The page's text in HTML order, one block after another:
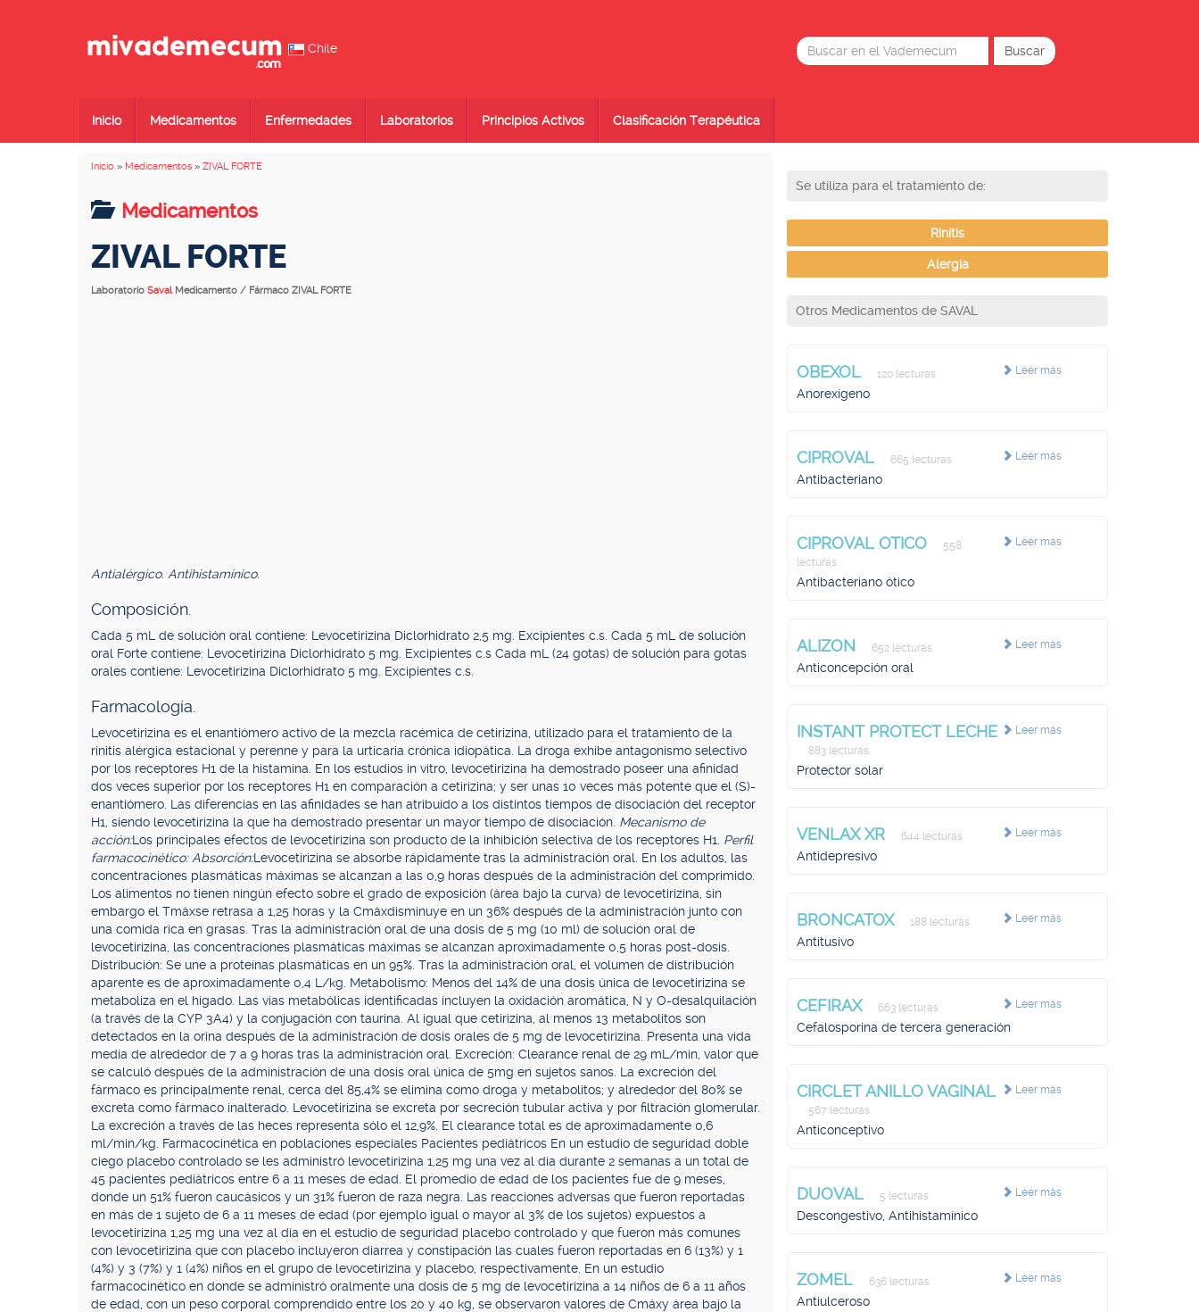
Chile
Inicio Medicamentos Enfermedades Laboratorios Principios Activos Clasificación Terapéutica
Inicio » Medicamentos » ZIVAL FORTE
Medicamentos
ZIVAL FORTE
Laboratorio Saval Medicamento / Fármaco ZIVAL FORTE
Antialérgico. Antihistamínico.
Composición.
Cada 5 mL de solución oral contiene: Levocetirizina Diclorhidrato 2,5 mg. Excipientes c.s. Cada 5 mL de solución
oral Forte contiene: Levocetirizina Diclorhidrato 5 mg. Excipientes c.s Cada mL (24 gotas) de solución para gotas
orales contiene: Levocetirizina Diclorhidrato 5 mg. Excipientes c.s.
Farmacología.
Levocetirizina es el enantiómero activo de la mezcla racémica de cetirizina, utilizado para el tratamiento de la
rinitis alérgica estacional y perenne y para la urticaria crónica idiopática. La droga exhibe antagonismo selectivo
por los receptores H1 de la histamina. En los estudios in vitro, levocetirizina ha demostrado poseer una afinidad
dos veces superior por los receptores H1 en comparación a cetirizina; y ser unas 10 veces más potente que el (S)-
enantiómero. Las diferencias en las afinidades se han atribuido a los distintos tiempos de disociación del receptor
H1, siendo levocetirizina la que ha demostrado presentar un mayor tiempo de disociación. Mecanismo de
acción:Los principales efectos de levocetirizina son producto de la inhibición selectiva de los receptores H1. Perfil
farmacocinético: Absorción:Levocetirizina se absorbe rápidamente tras la administración oral. En los adultos, las
concentraciones plasmáticas máximas se alcanzan a las 0,9 horas después de la administración del comprimido.
Los alimentos no tienen ningún efecto sobre el grado de exposición (área bajo la curva) de levocetirizina, sin
embargo el Tmáxse retrasa a 1,25 horas y la Cmáxdisminuye en un 36% después de la administración junto con
una comida rica en grasas. Tras la administración oral de una dosis de 5 mg (10 ml) de solución oral de
levocetirizina, las concentraciones plasmáticas máximas se alcanzan aproximadamente 0,5 horas post-dosis.
Distribución: Se une a proteínas plasmáticas en un 95%. Tras la administración oral, el volumen de distribución
aparente es de aproximadamente 0,4 L/kg. Metabolismo: Menos del 14% de una dosis única de levocetirizina se
metaboliza en el hígado. Las vías metabólicas identificadas incluyen la oxidación aromática, N y O-desalquilación
(a través de la CYP 3A4) y la conjugación con taurina. Al igual que cetirizina, al menos 13 metabolitos son
detectados en la orina después de la administración de dosis orales de 5 mg de levocetirizina. Presenta una vida
media de alrededor de 7 a 9 horas tras la administración oral. Excreción: Clearance renal de 29 mL/min, valor que
se calculó después de la administración de una dosis oral única de 5mg en sujetos sanos. La excreción del
fármaco es principalmente renal, cerca del 85,4% se elimina como droga y metabolitos; y alrededor del 80% se
excreta como fármaco inalterado. Levocetirizina se excreta por secreción tubular activa y por filtración glomerular.
La excreción a través de las heces representa sólo el 12,9%. El clearance total es de aproximadamente 0,6
ml/min/kg. Farmacocinética en poblaciones especiales Pacientes pediátricos En un estudio de seguridad doble
ciego placebo controlado se les administró levocetirizina 1,25 mg una vez al día durante 2 semanas a un total de
45 pacientes pediátricos entre 6 a 11 meses de edad. El promedio de edad de los pacientes fue de 9 meses,
donde un 51% fueron caucásicos y un 31% fueron de raza negra. Las reacciones adversas que fueron reportadas
en más de 1 sujeto de 6 a 11 meses de edad (por ejemplo igual o mayor al 3% de los sujetos) expuestos a
levocetirizina 1,25 mg una vez al día en el estudio de seguridad placebo controlado y que fueron más comunes
con levocetirizina que con placebo incluyeron diarrea y constipación las cuales fueron reportadas en 6 (13%) y 1
(4%) y 3 (7%) y 1 (4%) niños en el grupo de levocetirizina y placebo, respectivamente. En un estudio
farmacocinético en donde se administró oralmente una dosis de 5 mg de levocetirizina a 14 niños de 6 a 11 años
de edad, con un peso corporal comprendido entre los 20 y 40 kg, se observaron valores de Cmáxy área bajo la
Se utiliza para el tratamiento de:
Rinitis
Alergia
Otros Medicamentos de SAVAL
Leer más
OBEXOL 120 lecturas
Anorexígeno
Leer más
CIPROVAL 665 lecturas
Antibacteriano
Leer más
CIPROVAL OTICO
558
lecturas
Antibacteriano ótico
Leer más
ALIZON 652 lecturas
Anticoncepción oral
Leer más
INSTANT PROTECT LECHE
883 lecturas
Protector solar
Leer más
VENLAX XR 644 lecturas
Antidepresivo
Leer más
BRONCATOX 188 lecturas
Antitusivo
Leer más
CEFIRAX 663 lecturas
Cefalosporina de tercera generación
Leer más
CIRCLET ANILLO VAGINAL
567 lecturas
Anticonceptivo
Leer más
DUOVAL 5 lecturas
Descongestivo, Antihistamínico
Leer más
ZOMEL 636 lecturas
Antiulceroso